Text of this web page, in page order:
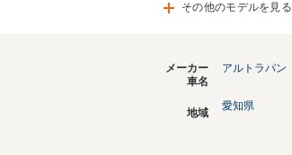
その他のモデルを見る
メーカー
車名
アルトラパン
地域
愛知県